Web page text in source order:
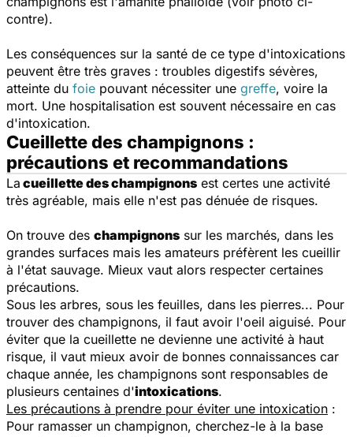
contre).
Les conséquences sur la santé de ce type d'intoxications
peuvent être très graves : troubles digestifs sévères,
atteinte du foie pouvant nécessiter une greffe, voire la
mort. Une hospitalisation est souvent nécessaire en cas
d'intoxication.
Cueillette des champignons :
précautions et recommandations
La cueillette des champignons est certes une activité
très agréable, mais elle n'est pas dénuée de risques.
On trouve des champignons sur les marchés, dans les
grandes surfaces mais les amateurs préfèrent les cueillir
à l'état sauvage. Mieux vaut alors respecter certaines
précautions.
Sous les arbres, sous les feuilles, dans les pierres... Pour
trouver des champignons, il faut avoir l'oeil aiguisé. Pour
éviter que la cueillette ne devienne une activité à haut
risque, il vaut mieux avoir de bonnes connaissances car
chaque année, les champignons sont responsables de
plusieurs centaines d'intoxications.
Les précautions à prendre pour éviter une intoxication :
Pour ramasser un champignon, cherchez-le à la base